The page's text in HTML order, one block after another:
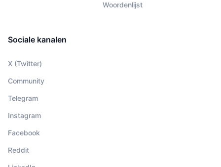
Woordenlijst
Sociale kanalen
X (Twitter)
Community
Telegram
Instagram
Facebook
Reddit